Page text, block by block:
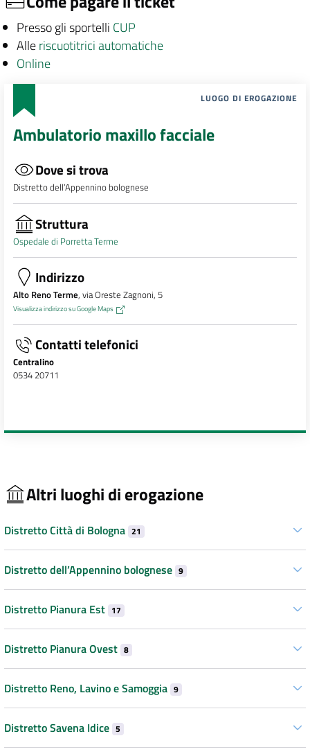
Presso gli sportelli CUP
Alleriscuotitrici automatiche
Online
LUOGO DI EROGAZIONE
Ambulatorio maxillo facciale
Dove si trova
Distretto dell’Appennino bolognese
Struttura
Ospedale di Porretta Terme
Indirizzo
Alto Reno Terme, via Oreste Zagnoni, 5
Visualizza indirizzo su Google Maps
Contatti telefonici
Centralino
0534 20711
Altri luoghi di erogazione
Distretto Città di Bologna 21
Distretto dell’Appennino bolognese 9
Distretto Pianura Est 17
Distretto Pianura Ovest 8
Distretto Reno, Lavino e Samoggia 9
Distretto Savena Idice 5